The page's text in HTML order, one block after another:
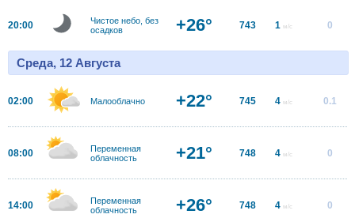
20:00
Чистое небо, без
осадков
+26° 743 1 м/с 0
Среда, 12 Августа
02:00 Малооблачно +22° 745 4 м/с 0.1
08:00
Переменная
облачность
+21° 748 4 м/с 0
14:00
Переменная
облачность
+26° 748 4 м/с 0